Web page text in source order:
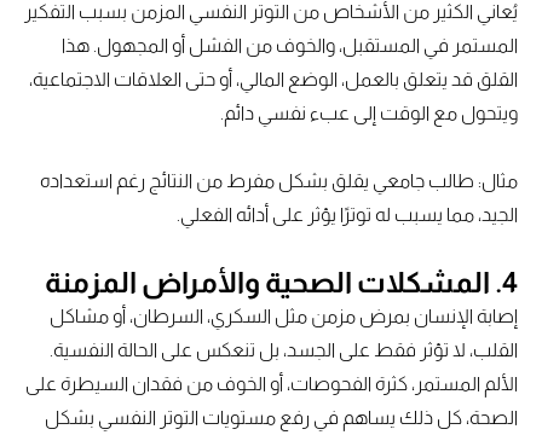
يُعاني الكثير من الأشخاص من التوتر النفسي المزمن بسبب التفكير
المستمر في المستقبل، والخوف من الفشل أو المجهول. هذا
القلق قد يتعلق بالعمل، الوضع المالي، أو حتى العلاقات الاجتماعية،
ويتحول مع الوقت إلى عبء نفسي دائم.
مثال: طالب جامعي يقلق بشكل مفرط من النتائج رغم استعداده
الجيد، مما يسبب له توترًا يؤثر على أدائه الفعلي.
4. المشكلات الصحية والأمراض المزمنة
إصابة الإنسان بمرض مزمن مثل السكري، السرطان، أو مشاكل
القلب، لا تؤثر فقط على الجسد، بل تنعكس على الحالة النفسية.
الألم المستمر، كثرة الفحوصات، أو الخوف من فقدان السيطرة على
الصحة، كل ذلك يساهم في رفع مستويات التوتر النفسي بشكل